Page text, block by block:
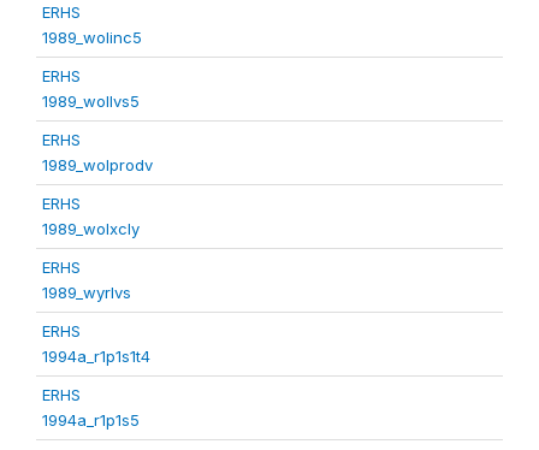
ERHS
1989_wolinc5
ERHS
1989_wollvs5
ERHS
1989_wolprodv
ERHS
1989_wolxcly
ERHS
1989_wyrlvs
ERHS
1994a_r1p1s1t4
ERHS
1994a_r1p1s5